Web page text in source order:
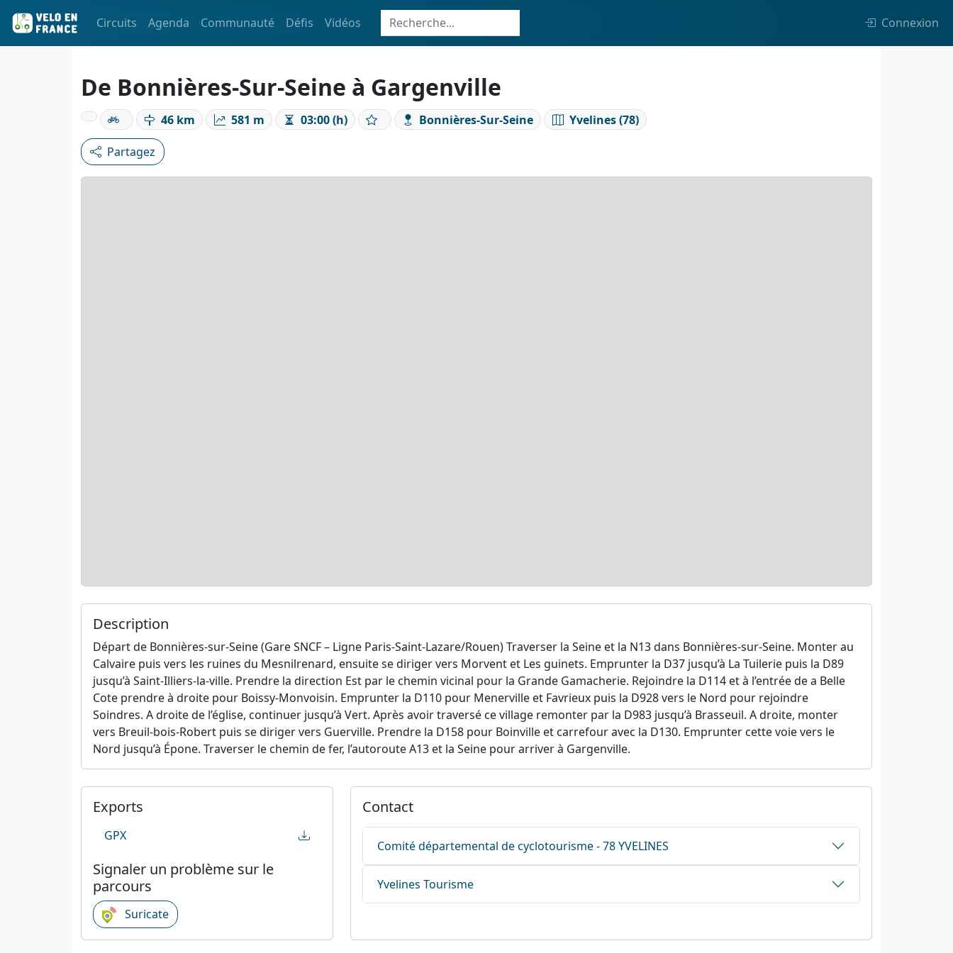
Circuits Agenda Communauté Défis Vidéos Connexion
De Bonnières-Sur-Seine à Gargenville
46 km 581 m 03:00 (h) Bonnières-Sur-Seine Yvelines (78)
Partagez
Description
Départ de Bonnières-sur-Seine (Gare SNCF – Ligne Paris-Saint-Lazare/Rouen) Traverser la Seine et la N13 dans Bonnières-sur-Seine. Monter au
Calvaire puis vers les ruines du Mesnilrenard, ensuite se diriger vers Morvent et Les guinets. Emprunter la D37 jusqu’à La Tuilerie puis la D89
jusqu’à Saint-Illiers-la-ville. Prendre la direction Est par le chemin vicinal pour la Grande Gamacherie. Rejoindre la D114 et à l’entrée de a Belle
Cote prendre à droite pour Boissy-Monvoisin. Emprunter la D110 pour Menerville et Favrieux puis la D928 vers le Nord pour rejoindre
Soindres. A droite de l’église, continuer jusqu’à Vert. Après avoir traversé ce village remonter par la D983 jusqu’à Brasseuil. A droite, monter
vers Breuil-bois-Robert puis se diriger vers Guerville. Prendre la D158 pour Boinville et carrefour avec la D130. Emprunter cette voie vers le
Nord jusqu’à Épone. Traverser le chemin de fer, l’autoroute A13 et la Seine pour arriver à Gargenville.
Exports
GPX
Signaler un problème sur le
parcours
Suricate
Contact
Comité départemental de cyclotourisme - 78 YVELINES
Yvelines Tourisme